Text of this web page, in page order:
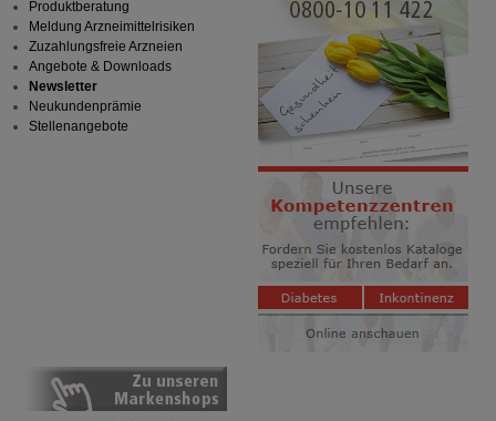
Produktberatung
Meldung Arzneimittelrisiken
Zuzahlungsfreie Arzneien
Angebote & Downloads
Newsletter
Neukundenprämie
Stellenangebote